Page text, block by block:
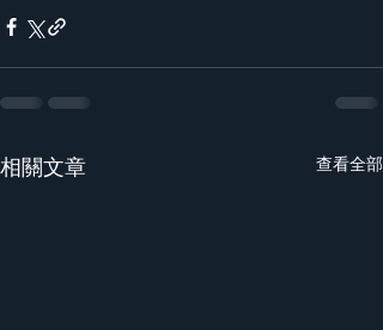
相關文章 查看全部